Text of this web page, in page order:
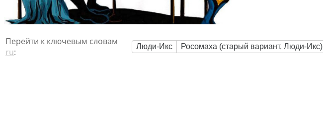
Перейти к ключевым словам
ru:
Люди-Икс Росомаха (старый вариант, Люди-Икс)